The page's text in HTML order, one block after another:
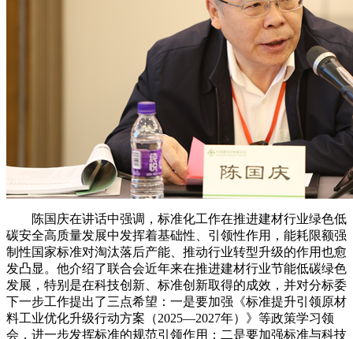
陈国庆在讲话中强调，标准化工作在推进建材行业绿色低
碳安全高质量发展中发挥着基础性、引领性作用，能耗限额强
制性国家标准对淘汰落后产能、推动行业转型升级的作用也愈
发凸显。他介绍了联合会近年来在推进建材行业节能低碳绿色
发展，特别是在科技创新、标准创新取得的成效，并对分标委
下一步工作提出了三点希望：一是要加强《标准提升引领原材
料工业优化升级行动方案（2025—2027年）》等政策学习领
会，进一步发挥标准的规范引领作用；二是要加强标准与科技